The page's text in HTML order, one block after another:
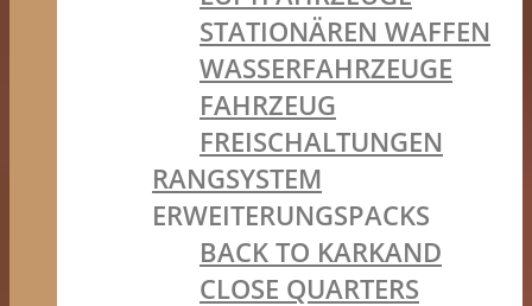
STATIONÄREN WAFFEN
WASSERFAHRZEUGE
FAHRZEUG
FREISCHALTUNGEN
RANGSYSTEM
ERWEITERUNGSPACKS
BACK TO KARKAND
CLOSE QUARTERS